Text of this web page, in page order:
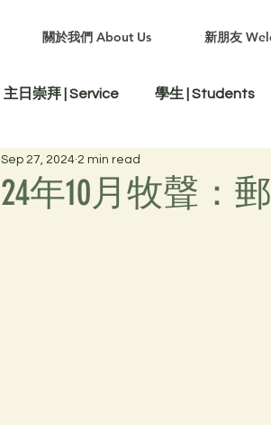
關於我們 About Us 新朋友
主日崇拜 | Service 學生 | Students
24年10月牧聲：
Sep 27, 2024 2 min read